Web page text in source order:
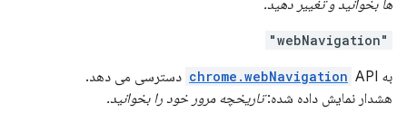
ها بخوانید و تغییر دهید.
"webNavigation"
به chrome.webNavigation API دسترسی می دهد.
هشدار نمایش داده شده:تاریخچه مرور خود را بخوانید.